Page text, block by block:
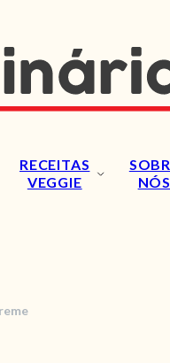
RECEITAS
VEGGIE
NÓS